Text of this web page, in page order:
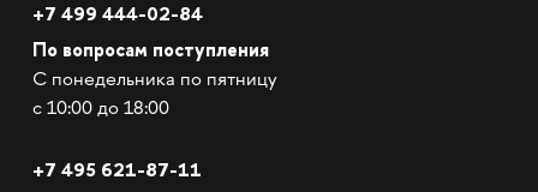
+7 499 444-02-84
По вопросам поступления
С понедельника по пятницу
с 10:00 до 18:00
+7 495 621-87-11